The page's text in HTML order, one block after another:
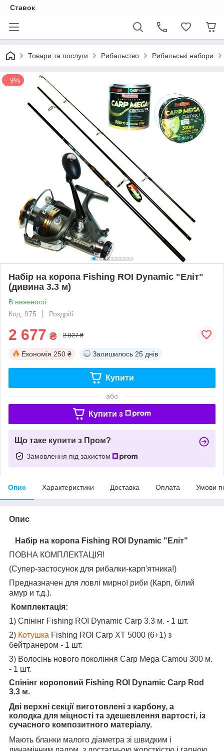
Ставок
Товари та послуги Рибальство Рибальські набори
–9%
Набір на коропа Fishing ROI Dynamic "Еліт"
(дивина 3.3 м)
В наявності
Код: 975
Роздріб
2 677 ₴ 2 927 ₴
Економія 250 ₴ Залишилось 25 днів
Купити
або
Купити з
Що таке купити з Пром?
Замовлення під захистом
Опис Характеристики Доставка Оплата Умови
Опис
Набір на коропа Fishing ROI Dynamic "Еліт"
ПОВНА КОМПЛЕКТАЦІЯ!
(Супер-застосунок для рибалки-карп'ятника!)
Предназначен для ловлі мирної риби (Карп, білий
амур и т.д.).
Комплектація:
1) Спінінг Fishing ROI Dynamic Carp 3.3 м. - 1 шт.
2) Котушка Fishing ROI Carp XT 5000 (6+1) з
бейтранером - 1 шт.
3) Волосінь нового покоління Carp Mega Camou 300 м.
- 1 шт.
Спінінг короповий Fishing ROI Dynamic Carp Rod
3.3 м.
Дві верхні секції виготовлені з карбону, а
колодка для міцності та здешевлення вартості, із
сучасного композитного матеріалу.
Мають бланки малого діаметра зі швидким і